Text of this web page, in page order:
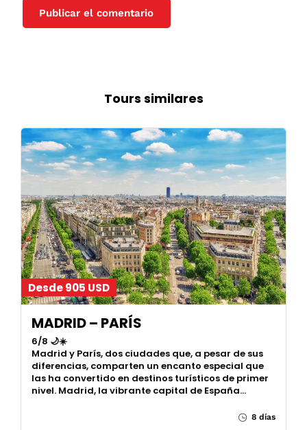
Tours similares
Desde 905 USD
MADRID – PARÍS
6/8 🌙☀️
Madrid y París, dos ciudades que, a pesar de sus
diferencias, comparten un encanto especial que
las ha convertido en destinos turísticos de primer
nivel. Madrid, la vibrante capital de España…
8 días